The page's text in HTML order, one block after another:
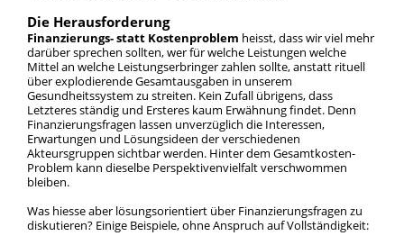
Die Herausforderung
Finanzierungs- statt Kostenproblem heisst, dass wir viel mehr
darüber sprechen sollten, wer für welche Leistungen welche
Mittel an welche Leistungserbringer zahlen sollte, anstatt rituell
über explodierende Gesamtausgaben in unserem
Gesundheitssystem zu streiten. Kein Zufall übrigens, dass
Letzteres ständig und Ersteres kaum Erwähnung findet. Denn
Finanzierungsfragen lassen unverzüglich die Interessen,
Erwartungen und Lösungsideen der verschiedenen
Akteursgruppen sichtbar werden. Hinter dem Gesamtkosten-
Problem kann dieselbe Perspektivenvielfalt verschwommen
bleiben.
Was hiesse aber lösungsorientiert über Finanzierungsfragen zu
diskutieren? Einige Beispiele, ohne Anspruch auf Vollständigkeit: